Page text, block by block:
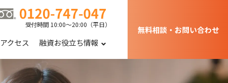
受付時間 10:00～20:00（平日）
アクセス 融資お役立ち情報
無料相談・お問い合わせ